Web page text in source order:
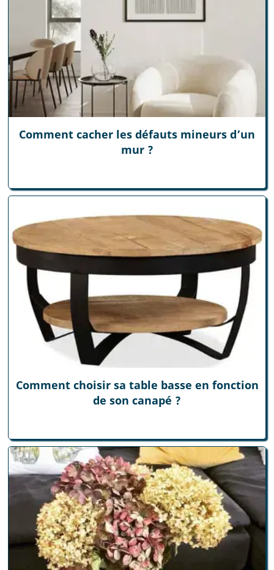
Comment cacher les défauts mineurs d’un
mur ?
Comment choisir sa table basse en fonction
de son canapé ?